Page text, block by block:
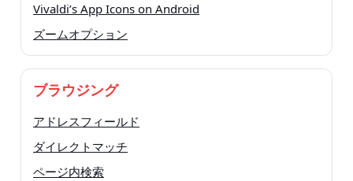
Vivaldi’s App Icons on Android
ズームオプション
ブラウジング
アドレスフィールド
ダイレクトマッチ
ページ内検索